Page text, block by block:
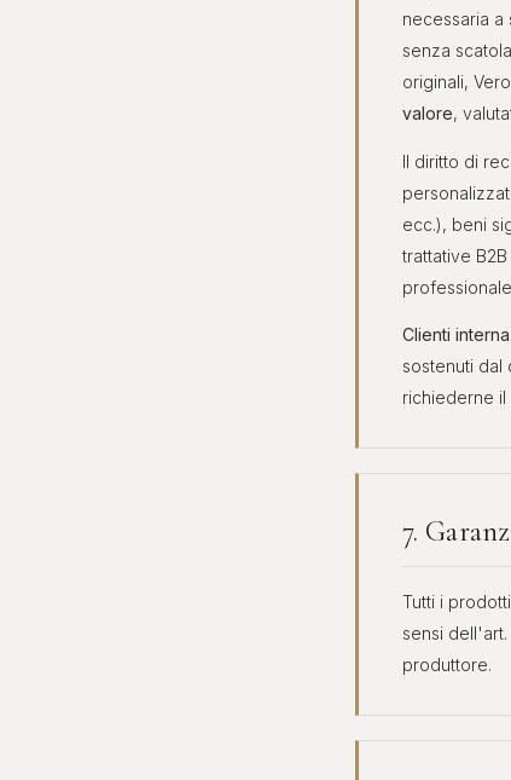
necessaria a
senza
originali,
valore,
Il diritto di
ecc.), beni
trattative
Clienti
sostenuti dal
richiederne
7.
Tutti i
sensi
produttore.